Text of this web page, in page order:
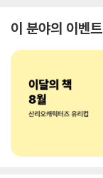
이 분야의 이벤트